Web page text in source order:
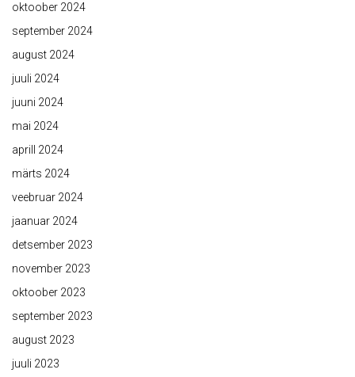
oktoober 2024
september 2024
august 2024
juuli 2024
juuni 2024
mai 2024
aprill 2024
märts 2024
veebruar 2024
jaanuar 2024
detsember 2023
november 2023
oktoober 2023
september 2023
august 2023
juuli 2023